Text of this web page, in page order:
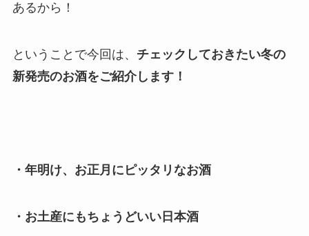
あるから！
ということで今回は、 チェックしておきたい冬の
新発売のお酒をご紹介します！
・年明け、お正月にピッタリなお酒
・お土産にもちょうどいい日本酒